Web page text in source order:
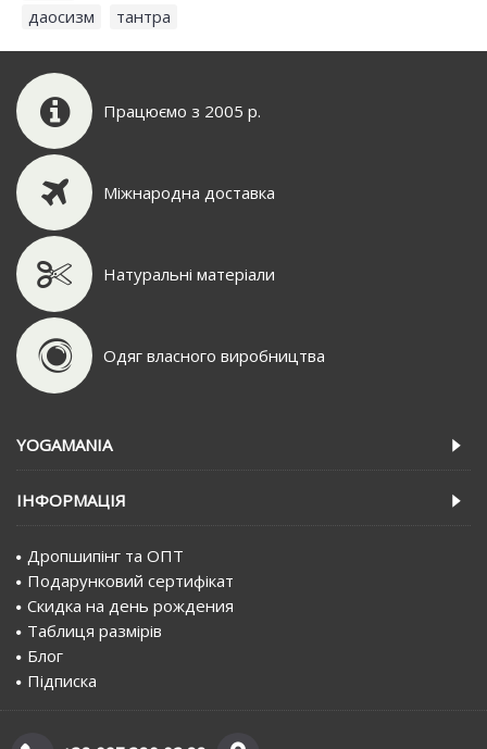
даосизм
тантра
Працюємо з 2005 р.
Міжнародна доставка
Натуральні матеріали
Одяг власного виробництва
YOGAMANIA
IНФОРМАЦIЯ
Дропшипінг та ОПТ
Подарунковий сертифiкат
Скидка на день рождения
Таблиця размірів
Блог
Пiдписка